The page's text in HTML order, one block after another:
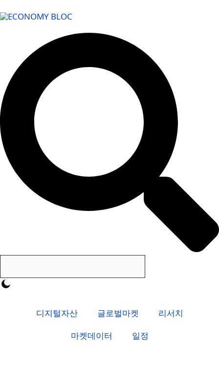
디지털자산 글로벌마켓
리서치
마켓데이터
일정